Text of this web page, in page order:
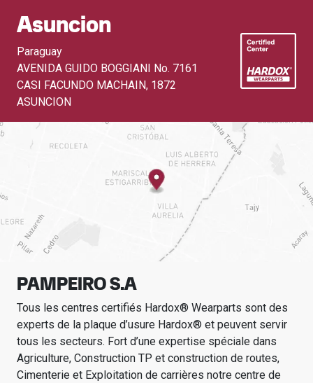
Asuncion
Paraguay
AVENIDA GUIDO BOGGIANI No. 7161
CASI FACUNDO MACHAIN, 1872
ASUNCION
PAMPEIRO S.A
Tous les centres certifiés Hardox® Wearparts sont des
experts de la plaque d’usure Hardox® et peuvent servir
tous les secteurs. Fort d’une expertise spéciale dans
Agriculture, Construction TP et construction de routes,
Cimenterie et Exploitation de carrières notre centre de